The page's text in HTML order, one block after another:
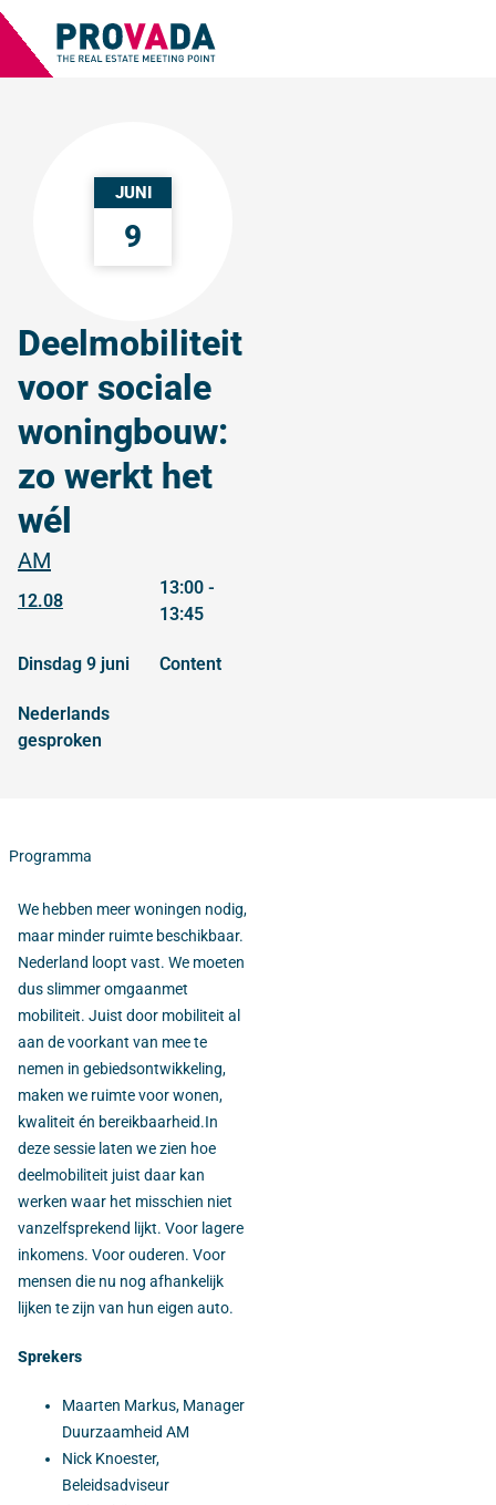
JUNI
9
Deelmobiliteit
voor sociale
woningbouw:
zo werkt het
wél
AM
12.08
13:00 -
13:45
dinsdag 9 juni content
Nederlands
gesproken
Programma
We hebben meer woningen nodig,
maar minder ruimte beschikbaar.
Nederland loopt vast. We moeten
dus slimmer omgaanmet
mobiliteit. Juist door mobiliteit al
aan de voorkant van mee te
nemen in gebiedsontwikkeling,
maken we ruimte voor wonen,
kwaliteit én bereikbaarheid.In
deze sessie laten we zien hoe
deelmobiliteit juist daar kan
werken waar het misschien niet
vanzelfsprekend lijkt. Voor lagere
inkomens. Voor ouderen. Voor
mensen die nu nog afhankelijk
lijken te zijn van hun eigen auto.
Sprekers
Maarten Markus, Manager
Duurzaamheid AM
Nick Knoester,
Beleidsadviseur